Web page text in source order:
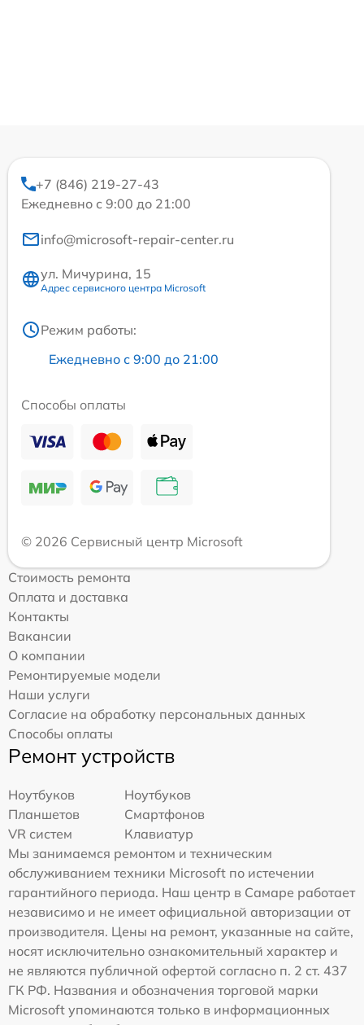
+7 (846) 219-27-43
Ежедневно с 9:00 до 21:00
info@microsoft-repair-center.ru
ул. Мичурина, 15
Адрес сервисного центра Microsoft
Режим работы:
Ежедневно с 9:00 до 21:00
Способы оплаты
© 2026 Сервисный центр Microsoft
Стоимость ремонта
Оплата и доставка
Контакты
Вакансии
О компании
Ремонтируемые модели
Наши услуги
Согласие на обработку персональных данных
Способы оплаты
Ремонт устройств
Ноутбуков
Ноутбуков
Планшетов
Смартфонов
VR систем
Клавиатур
Мы занимаемся ремонтом и техническим
обслуживанием техники Microsoft по истечении
гарантийного периода. Наш центр в Самаре работает
независимо и не имеет официальной авторизации от
производителя. Цены на ремонт, указанные на сайте,
носят исключительно ознакомительный характер и
не являются публичной офертой согласно п. 2 ст. 437
ГК РФ. Названия и обозначения торговой марки
Microsoft упоминаются только в информационных